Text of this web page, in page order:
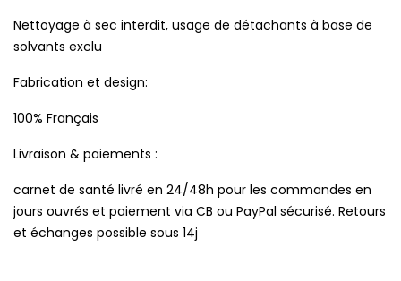
Nettoyage à sec interdit, usage de détachants à base de
solvants exclu
Fabrication et design:
100% Français
Livraison & paiements :
carnet de santé livré en 24/48h pour les commandes en
jours ouvrés et paiement via CB ou PayPal sécurisé. Retours
et échanges possible sous 14j